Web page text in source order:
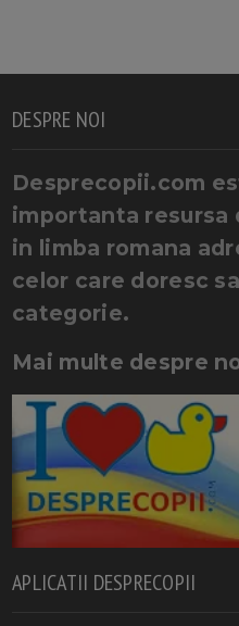
DESPRE NOI
Desprecopii.com
importanta
in limba romana
celor care doresc
categorie.
Mai multe despre
APLICATII DESPRECOPII